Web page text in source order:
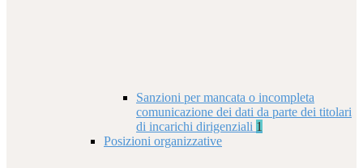
Sanzioni per mancata o incompleta
comunicazione dei dati da parte dei titolari
di incarichi dirigenziali 1
Posizioni organizzative